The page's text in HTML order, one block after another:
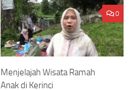
0
Menjelajah Wisata Ramah
Anak di Kerinci